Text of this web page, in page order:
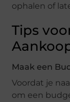
ophalen of
Tips
Maak een
Voordat je
om een